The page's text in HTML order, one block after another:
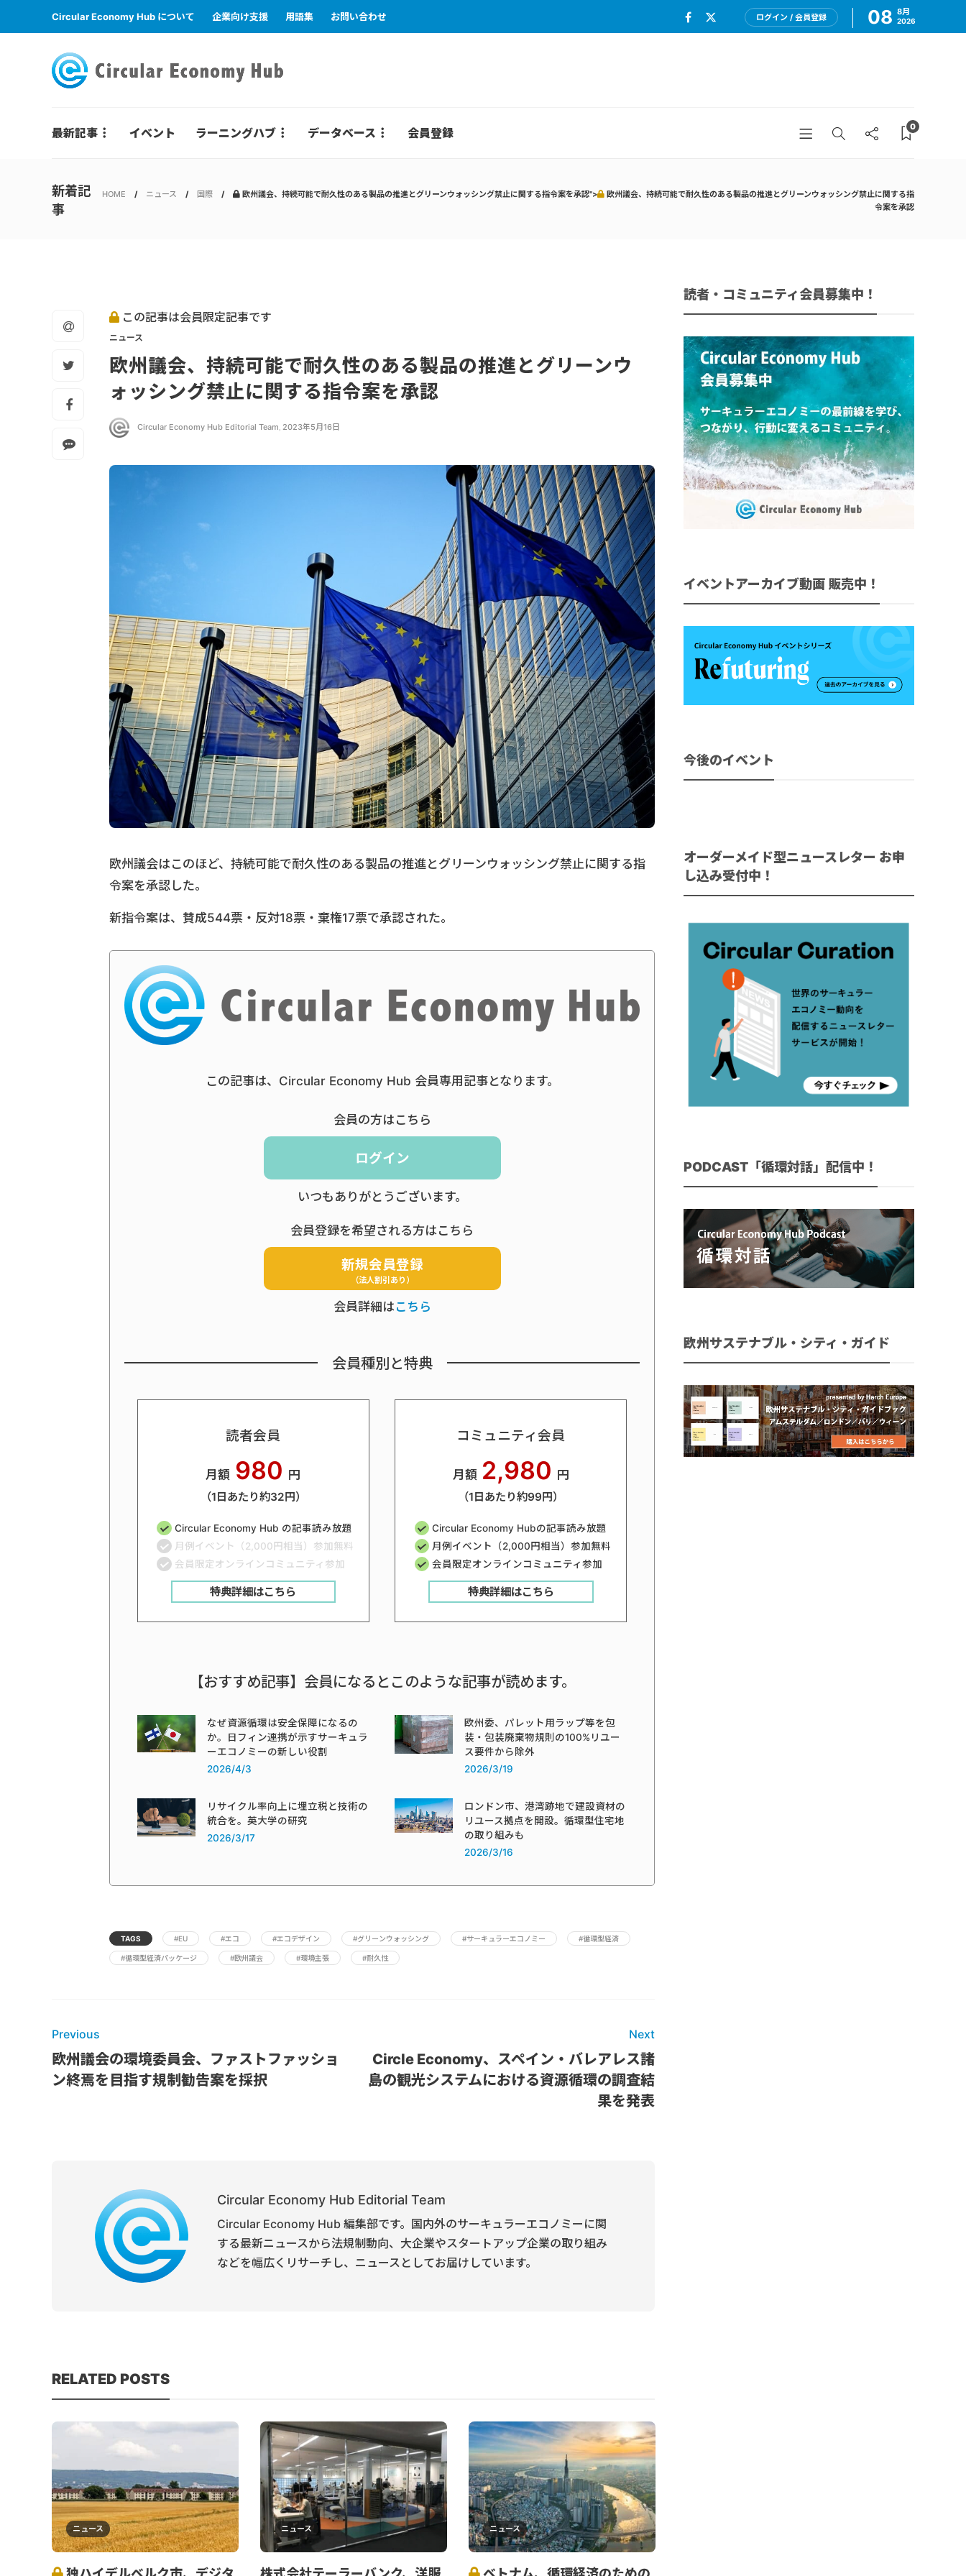
Circular Economy Hub について 企業向け支援 用語集 お問い合わせ ログイン / 会員登録 08 8月
2026
最新記事 イベント ラーニングハブ データベース 会員登録 0
新着記
事
HOME ニュース 国際 欧州議会、持続可能で耐久性のある製品の推進とグリーンウォッシング禁止に関する指令案を承認">
欧州議会、持続可能で耐久性のある製品の推進とグリーンウォッシング禁止に関する指
令案を承認
この記事は会員限定記事です
ニュース
欧州議会、持続可能で耐久性のある製品の推進とグリーンウ
ォッシング禁止に関する指令案を承認
Circular Economy Hub Editorial Team, 2023年5月16日
欧州議会はこのほど、持続可能で耐久性のある製品の推進とグリーンウォッシング禁止に関する指
令案を承認した。
新指令案は、賛成544票・反対18票・棄権17票で承認された。
この記事は、Circular Economy Hub 会員専用記事となります。
会員の方はこちら
ログイン
いつもありがとうございます。
会員登録を希望される方はこちら
新規会員登録
（法人割引あり）
会員詳細はこちら
会員種別と特典
読者会員
月額 980 円
（1日あたり約32円）
Circular Economy Hub の記事読み放題
月例イベント（2,000円相当）参加無料
会員限定オンラインコミュニティ参加
特典詳細はこちら
コミュニティ会員
月額 2,980 円
（1日あたり約99円）
Circular Economy Hubの記事読み放題
月例イベント（2,000円相当）参加無料
会員限定オンラインコミュニティ参加
特典詳細はこちら
【おすすめ記事】会員になるとこのような記事が読めます。
なぜ資源循環は安全保障になるの
か。日フィン連携が示すサーキュラ
ーエコノミーの新しい役割
2026/4/3
欧州委、パレット用ラップ等を包
装・包装廃棄物規則の100%リユー
ス要件から除外
2026/3/19
リサイクル率向上に埋立税と技術の
統合を。英大学の研究
2026/3/17
ロンドン市、港湾跡地で建設資材の
リユース拠点を開設。循環型住宅地
の取り組みも
2026/3/16
TAGS #EU #エコ #エコデザイン #グリーンウォッシング #サーキュラーエコノミー #循環型経済
#循環型経済パッケージ #欧州議会 #環境主張 #耐久性
Previous
欧州議会の環境委員会、ファストファッショ
ン終焉を目指す規制勧告案を採択
Next
Circle Economy、スペイン・バレアレス諸
島の観光システムにおける資源循環の調査結
果を発表
Circular Economy Hub Editorial Team
Circular Economy Hub 編集部です。国内外のサーキュラーエコノミーに関
する最新ニュースから法規制動向、大企業やスタートアップ企業の取り組み
などを幅広くリサーチし、ニュースとしてお届けしています。
RELATED POSTS
ニュース ニュース ニュース
読者・コミュニティ会員募集中！
イベントアーカイブ動画 販売中！
今後のイベント
オーダーメイド型ニュースレター お申
し込み受付中！
PODCAST「循環対話」配信中！
欧州サステナブル・シティ・ガイド